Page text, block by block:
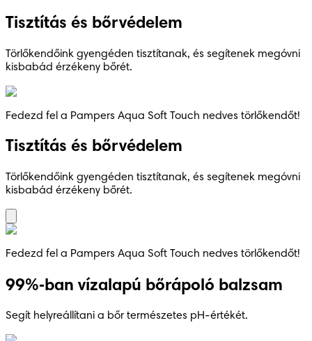
Tisztítás és bőrvédelem
Törlőkendőink gyengéden tisztítanak, és segítenek megóvni
kisbabád érzékeny bőrét.
Fedezd fel a Pampers Aqua Soft Touch nedves törlőkendőt!
Tisztítás és bőrvédelem
Törlőkendőink gyengéden tisztítanak, és segítenek megóvni
kisbabád érzékeny bőrét.
Fedezd fel a Pampers Aqua Soft Touch nedves törlőkendőt!
99%‑ban vízalapú bőrápoló balzsam
Segít helyreállítani a bőr természetes pH-értékét.